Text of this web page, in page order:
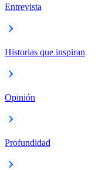
Entrevista
Historias que inspiran
Opinión
Profundidad